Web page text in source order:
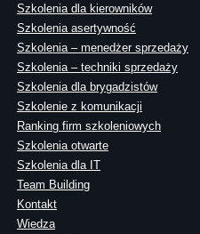
Szkolenia dla kierowników
Szkolenia asertywność
Szkolenia – menedżer sprzedaży
Szkolenia – techniki sprzedaży
Szkolenia dla brygadzistów
Szkolenie z komunikacji
Ranking firm szkoleniowych
Szkolenia otwarte
Szkolenia dla IT
Team Building
Kontakt
Wiedza